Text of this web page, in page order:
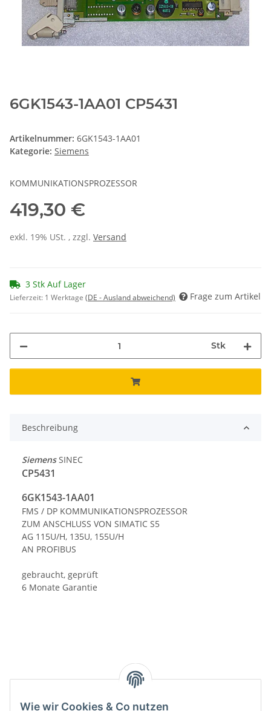
Wie wir Cookies & Co nutzen
6GK1543-1AA01 CP5431
Artikelnummer: 6GK1543-1AA01
Kategorie: Siemens
KOMMUNIKATIONSPROZESSOR
419,30 €
exkl. 19% USt. , zzgl. Versand
3 Stk Auf Lager
Lieferzeit: 1 Werktage (DE - Ausland abweichend) Frage zum Artikel
Stk
Beschreibung
SiemensSINEC
CP5431
6GK1543-1AA01
FMS / DP KOMMUNIKATIONSPROZESSOR
ZUM ANSCHLUSS VON SIMATIC S5
AG 115U/H, 135U, 155U/H
AN PROFIBUS
gebraucht, geprüft
6 Monate Garantie
Kategorien